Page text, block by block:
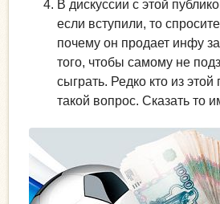
В дискуссии с этой
если вступили, то
почему он продает инфу
того, чтобы самому не
сыграть. Редко кто из этой
такой вопрос. Сказать то